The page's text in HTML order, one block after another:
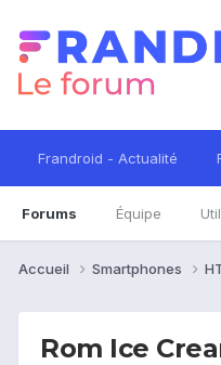
Frandroid - Actualité
Forums Équipe
Accueil Smartphones
Rom Ice